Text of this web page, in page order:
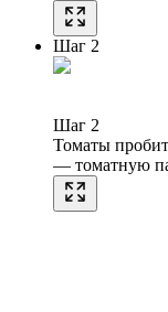
Шаг 2
Шаг 2
Томаты
— томатную